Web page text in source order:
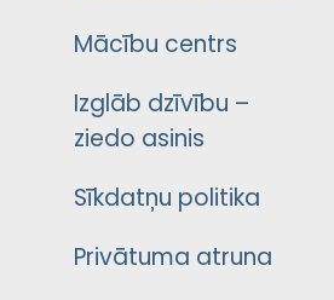
Mācību centrs
Izglāb dzīvību –
ziedo asinis
Sīkdatņu politika
Privātuma atruna